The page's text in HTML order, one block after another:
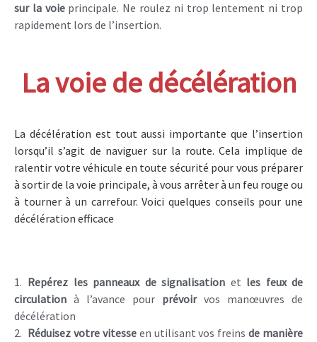
sur la voieprincipale. Ne roulez ni trop lentement ni trop
rapidement lors de l’insertion.
La voie de décélération
La décélération est tout aussi importante que l’insertion
lorsqu’il s’agit de naviguer sur la route. Cela implique de
ralentir votre véhicule en toute sécurité pour vous préparer
à sortir de la voie principale, à vous arrêter à un feu rouge ou
à tourner à un carrefour. Voici quelques conseils pour une
décélération efficace
Repérez les panneaux de signalisation et les feux de
circulation à l’avance pour prévoirvos manœuvres de
décélération
Réduisez votre vitesseen utilisant vos freinsde manière